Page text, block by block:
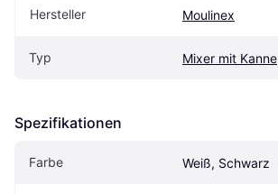
Hersteller Moulinex
Typ Mixer mit Kanne
Spezifikationen
Farbe Weiß, Schwarz